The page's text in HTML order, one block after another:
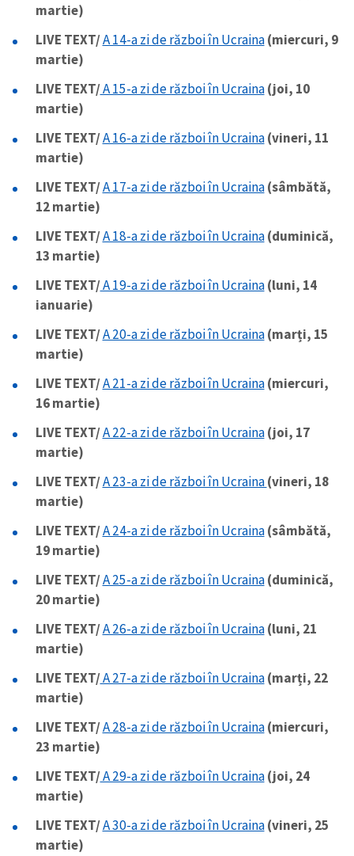
martie)
LIVE TEXT/A 14-a zi de război în Ucraina(miercuri, 9
martie)
LIVE TEXT/A 15-a zi de război în Ucraina(joi, 10
martie)
LIVE TEXT/A 16-a zi de război în Ucraina(vineri, 11
martie)
LIVE TEXT/A 17-a zi de război în Ucraina(sâmbătă,
12 martie)
LIVE TEXT/A 18-a zi de război în Ucraina(duminică,
13 martie)
LIVE TEXT/A 19-a zi de război în Ucraina(luni, 14
ianuarie)
LIVE TEXT/A 20-a zi de război în Ucraina(marți, 15
martie)
LIVE TEXT/A 21-a zi de război în Ucraina(miercuri,
16 martie)
LIVE TEXT/A 22-a zi de război în Ucraina(joi, 17
martie)
LIVE TEXT/A 23-a zi de război în Ucraina(vineri, 18
martie)
LIVE TEXT/A 24-a zi de război în Ucraina(sâmbătă,
19 martie)
LIVE TEXT/A 25-a zi de război în Ucraina(duminică,
20 martie)
LIVE TEXT/A 26-a zi de război în Ucraina(luni, 21
martie)
LIVE TEXT/A 27-a zi de război în Ucraina(marți, 22
martie)
LIVE TEXT/A 28-a zi de război în Ucraina(miercuri,
23 martie)
LIVE TEXT/A 29-a zi de război în Ucraina(joi, 24
martie)
LIVE TEXT/A 30-a zi de război în Ucraina(vineri, 25
martie)